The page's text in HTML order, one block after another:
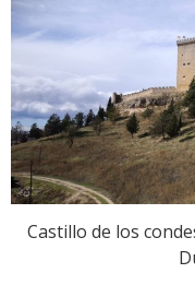
Castillo de los